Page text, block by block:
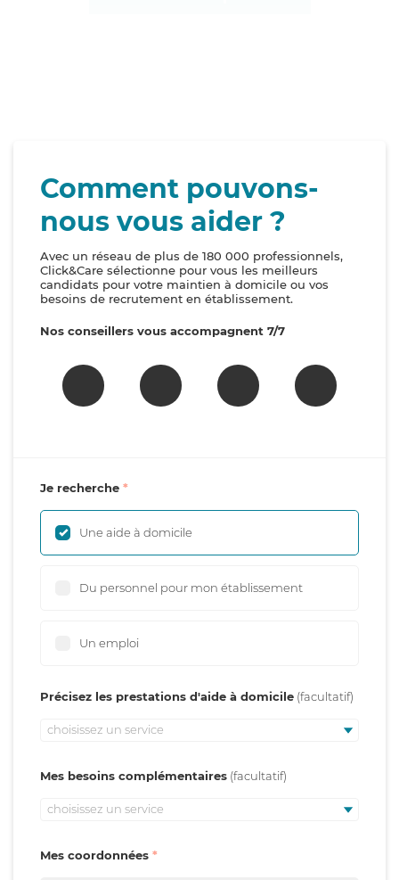
Comment pouvons-
nous vous aider ?
Avec un réseau de plus de 180 000 professionnels,
Click&Care sélectionne pour vous les meilleurs
candidats pour votre maintien à domicile ou vos
besoins de recrutement en établissement.
Nos conseillers vous accompagnent 7/7
Je recherche
Une aide à domicile
Du personnel pour mon établissement
Un emploi
Précisez les prestations d'aide à domicile
choisissez un service
Mes besoins complémentaires
choisissez un service
Mes coordonnées